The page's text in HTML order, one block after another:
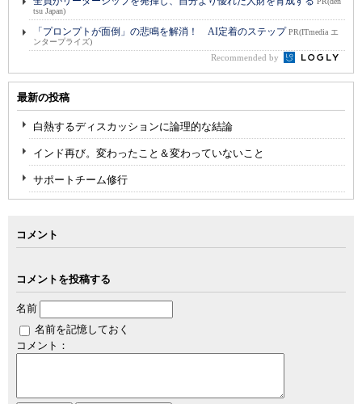
tsu Japan)
「プロンプトが面倒」の悲鳴を解消！ AI定着のステップPR(ITmedia エ
ンタープライズ)
Recommended by
最新の投稿
白熱するディスカッションに論理的な結論
インド再び。変わったこと＆変わっていないこと
サポートチーム修行
コメント
コメントを投稿する
名前
名前を記憶しておく
コメント：